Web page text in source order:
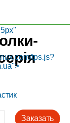
Заказать